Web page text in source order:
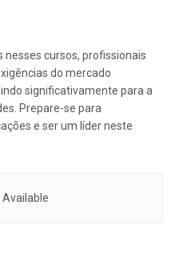
cursos, profissionais
do mercado
significativamente para a
Prepare-se para
e ser um líder neste
Available